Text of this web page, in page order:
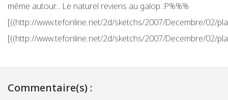
même autour… Le naturel reviens au galop :P%%%
[((http://www.tefonline.net/2d/sketchs/2007/Decembre/02/
[((http://www.tefonline.net/2d/sketchs/2007/Decembre/02/
Commentaire(s) :